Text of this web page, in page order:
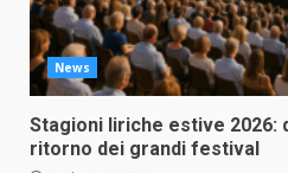
News
Stagioni liriche estive 2026:
ritorno dei grandi festival